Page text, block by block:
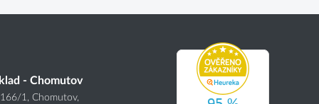
- Chomutov
/1, Chomutov,